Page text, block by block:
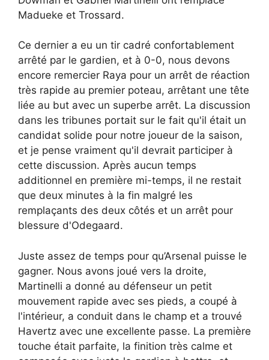
Madueke et Trossard.
Ce dernier a eu un tir cadré confortablement
arrêté par le gardien, et à 0-0, nous devons
encore remercier Raya pour un arrêt de réaction
très rapide au premier poteau, arrêtant une tête
liée au but avec un superbe arrêt. La discussion
dans les tribunes portait sur le fait qu'il était un
candidat solide pour notre joueur de la saison,
et je pense vraiment qu'il devrait participer à
cette discussion. Après aucun temps
additionnel en première mi-temps, il ne restait
que deux minutes à la fin malgré les
remplaçants des deux côtés et un arrêt pour
blessure d'Odegaard.
Juste assez de temps pour qu’Arsenal puisse le
gagner. Nous avons joué vers la droite,
Martinelli a donné au défenseur un petit
mouvement rapide avec ses pieds, a coupé à
l'intérieur, a conduit dans le champ et a trouvé
Havertz avec une excellente passe. La première
touche était parfaite, la finition très calme et